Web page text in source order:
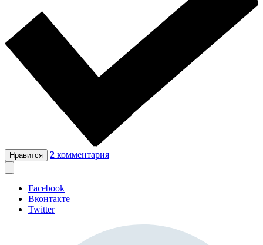
Нравится 2 комментария
Facebook
Вконтакте
Twitter